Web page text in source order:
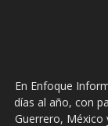
En Enfoque
días al año, con
Guerrero, México